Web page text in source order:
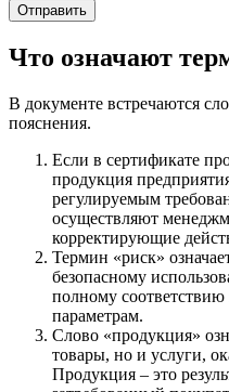
Что означают
В документе встречаются
пояснения.
Если в сертификате
продукция
регулируемым
осуществляют
корректирующие
Термин «риск»
безопасному
полному
параметрам.
Слово «продукция»
товары, но и услуги,
Продукция – это